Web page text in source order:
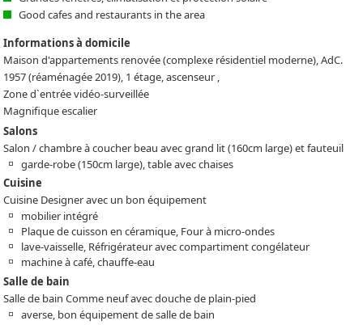
Good cafes and restaurants in the area
Informations à domicile
Maison d'appartements renovée (complexe résidentiel moderne), AdC.
1957 (réaménagée 2019), 1 étage, ascenseur ,
Zone d`entrée vidéo-surveillée
Magnifique escalier
Salons
Salon / chambre à coucher beau avec grand lit (160cm large) et fauteuil
garde-robe (150cm large), table avec chaises
Cuisine
Cuisine Designer avec un bon équipement
mobilier intégré
Plaque de cuisson en céramique, Four à micro-ondes
lave-vaisselle, Réfrigérateur avec compartiment congélateur
machine à café, chauffe-eau
Salle de bain
Salle de bain Comme neuf avec douche de plain-pied
averse, bon équipement de salle de bain